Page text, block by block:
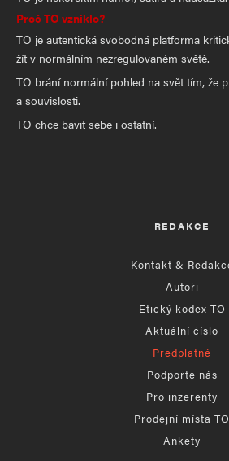
Proč TO vzniklo?
TO je autentická svobodná platforma
žít v normálním nezregulovaném světě.
TO brání normální pohled na svět tím, že
a souvislosti.
TO chce bavit sebe i ostatní.
REDAKCE
Kontakt &
Autoři
Etický kodex TO
Aktuální číslo
Předplatné
Podpořte nás
Pro inzerenty
Prodejní místa TO
Ankety